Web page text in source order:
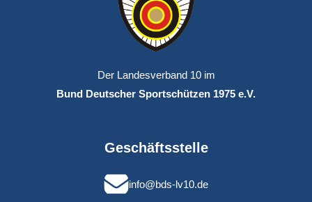
Der Landesverband 10 im
Bund Deutscher Sportschützen 1975 e.V.
Geschäftsstelle
info@bds-lv10.de